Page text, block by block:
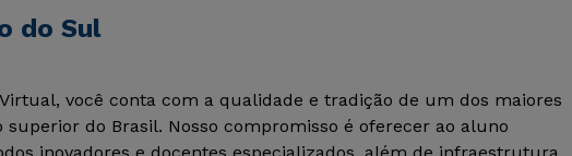
do Sul
você conta com a qualidade e tradição de um dos maiores
do Brasil. Nosso compromisso é oferecer ao aluno
Rápido e fácil
WhatsApp
Rápido e fácil
WhatsApp